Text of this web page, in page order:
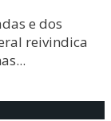
e dos
reivindica
...